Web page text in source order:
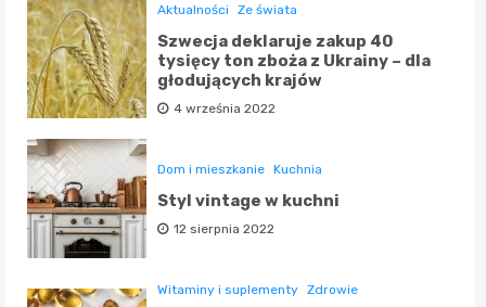
Aktualności Ze świata
Szwecja deklaruje zakup 40
tysięcy ton zboża z Ukrainy – dla
głodujących krajów
4 września 2022
Dom i mieszkanie Kuchnia
Styl vintage w kuchni
12 sierpnia 2022
Witaminy i suplementy Zdrowie